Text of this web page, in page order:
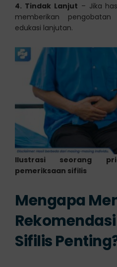
4. Tindak Lanjut – Jika
memberikan
edukasi lanjutan.
Ilustrasi seorang
pemeriksaan sifilis
Mengapa
Sifilis